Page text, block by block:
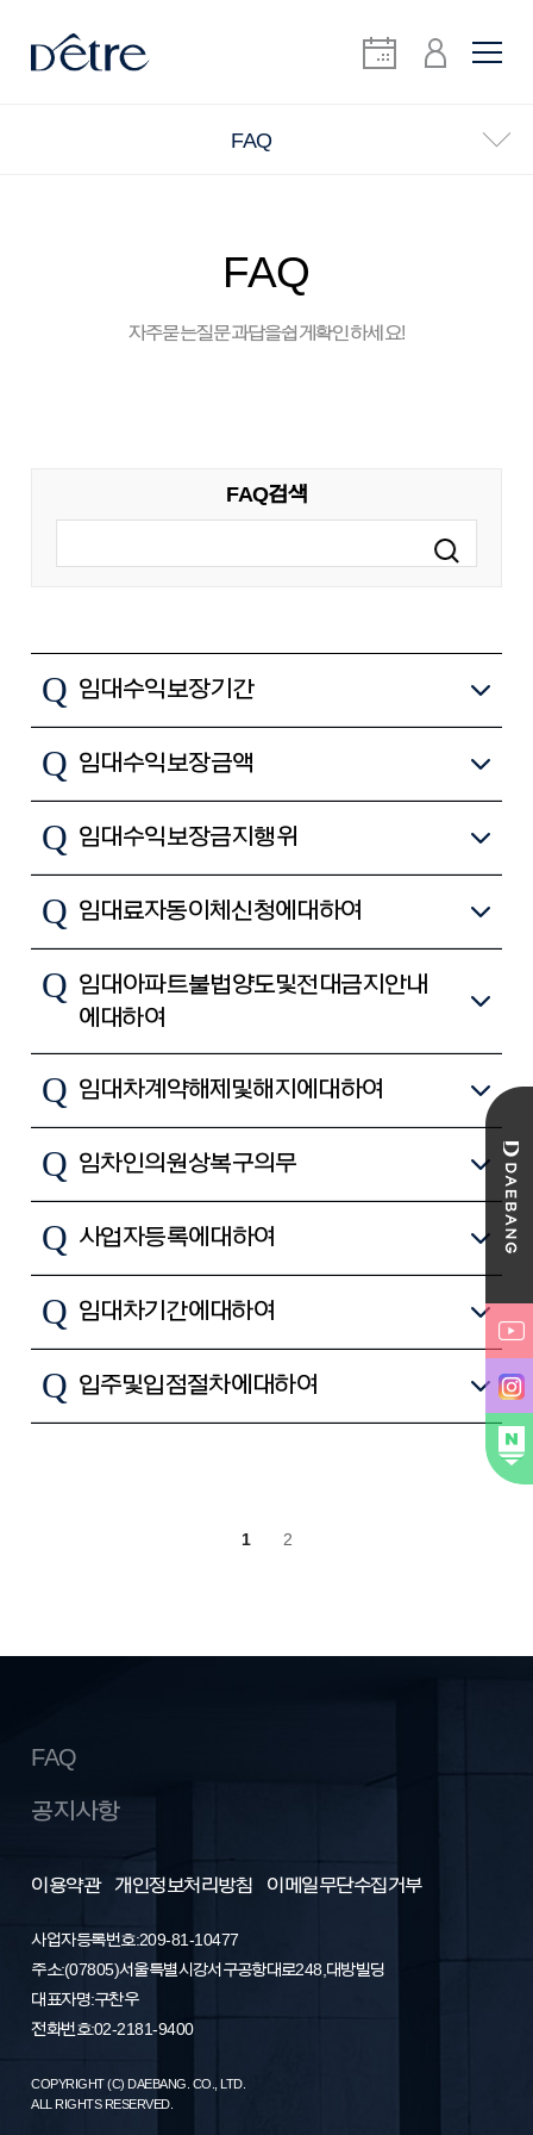
FAQ
FAQ
자주 묻는 질문과 답을 쉽게 확인하세요!
FAQ 검색
Q 임대수익보장기간
Q 임대수익보장금액
Q 임대수익보장 금지행위
Q 임대료 자동이체 신청에 대하여
Q 임대아파트 불법양도 및 전대금지 안내
에 대하여
Q 임대차계약 해제 및 해지에 대하여
Q 임차인의 원상복구 의무
Q 사업자등록에 대하여
Q 임대차 기간에 대하여
Q 입주 및 입점 절차에 대하여
1 2
FAQ
공지사항
이용약관 개인정보처리방침 이메일무단수집거부
사업자등록번호: 209-81-10477
주소 : (07805) 서울특별시 강서구 공항대로 248, 대방빌딩
대표자명 : 구찬우
전화번호 : 02-2181-9400
COPYRIGHT (C) DAEBANG. CO., LTD.
ALL RIGHTS RESERVED.